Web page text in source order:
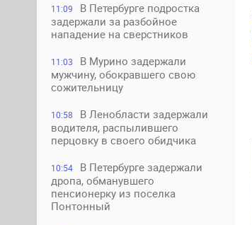
11:09
В Петербурге подростка
задержали за разбойное
нападение на сверстников
11:03
В Мурино задержали
мужчину, обокравшего свою
сожительницу
10:58
В Ленобласти задержали
водителя, распылившего
перцовку в своего обидчика
10:54
В Петербурге задержали
дропа, обманувшего
пенсионерку из поселка
Понтонный